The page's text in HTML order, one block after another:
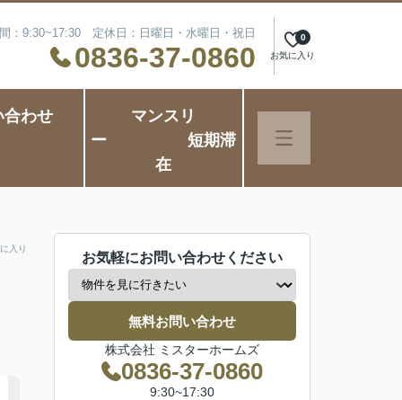
：9:30~17:30 定休日：日曜日・水曜日・祝日
0836-37-0860 お気に入り
0
合わせ
マンスリ
ー 短期滞
在
入り
お気軽にお問い合わせください
無料お問い合わせ
株式会社 ミスターホームズ
0836-37-0860
9:30~17:30